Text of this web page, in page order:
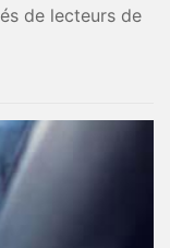
de lecteurs de